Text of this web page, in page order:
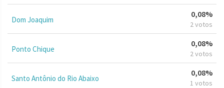
Dom Joaquim
0,08%
2 votos
Ponto Chique
0,08%
2 votos
Santo Antônio do Rio Abaixo
0,08%
1 votos